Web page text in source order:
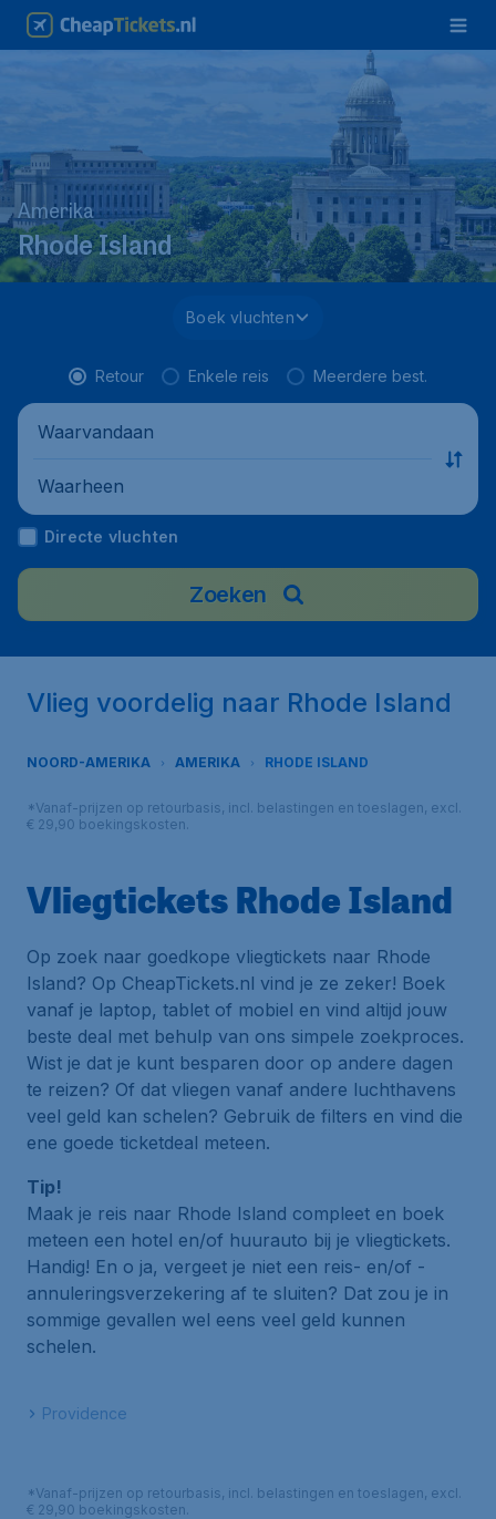
Amerika
Rhode Island
Boek vluchten
Retour Enkele reis Meerdere best.
Waarvandaan
Waarheen
Directe vluchten
Zoeken
Vlieg voordelig naar Rhode Island
NOORD-AMERIKA AMERIKA RHODE ISLAND
*Vanaf-prijzen op retourbasis, incl. belastingen en toeslagen, excl.
€ 29,90 boekingskosten.
Vliegtickets Rhode Island
Op zoek naar goedkope vliegtickets naar Rhode
Island? Op CheapTickets.nl vind je ze zeker! Boek
vanaf je laptop, tablet of mobiel en vind altijd jouw
beste deal met behulp van ons simpele zoekproces.
Wist je dat je kunt besparen door op andere dagen
te reizen? Of dat vliegen vanaf andere luchthavens
veel geld kan schelen? Gebruik de filters en vind die
ene goede ticketdeal meteen.
Tip!
Maak je reis naar Rhode Island compleet en boek
meteen een hotel en/of huurauto bij je vliegtickets.
Handig! En o ja, vergeet je niet een reis- en/of -
annuleringsverzekering af te sluiten? Dat zou je in
sommige gevallen wel eens veel geld kunnen
schelen.
Providence
*Vanaf-prijzen op retourbasis, incl. belastingen en toeslagen, excl.
€ 29,90 boekingskosten.